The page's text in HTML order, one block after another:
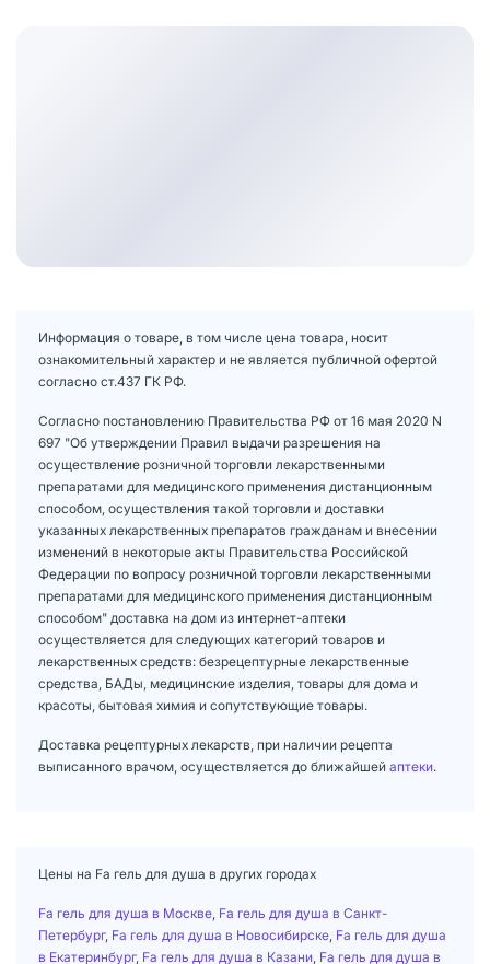
Информация о товаре, в том числе цена товара, носит
ознакомительный характер и не является публичной офертой
согласно ст.437 ГК РФ.
Согласно постановлению Правительства РФ от 16 мая 2020 N
697 "Об утверждении Правил выдачи разрешения на
осуществление розничной торговли лекарственными
препаратами для медицинского применения дистанционным
способом, осуществления такой торговли и доставки
указанных лекарственных препаратов гражданам и внесении
изменений в некоторые акты Правительства Российской
Федерации по вопросу розничной торговли лекарственными
препаратами для медицинского применения дистанционным
способом" доставка на дом из интернет-аптеки
осуществляется для следующих категорий товаров и
лекарственных средств: безрецептурные лекарственные
средства, БАДы, медицинские изделия, товары для дома и
красоты, бытовая химия и сопутствующие товары.
Доставка рецептурных лекарств, при наличии рецепта
выписанного врачом, осуществляется до ближайшей аптеки.
Цены на Fa гель для душа в других городах
Fa гель для душа в Москве Fa гель для душа в Санкт-
Петербург, Fa гель для душа в Новосибирске Fa гель для душа
в Екатеринбург, Fa гель для душа в Казани Fa гель для душа в